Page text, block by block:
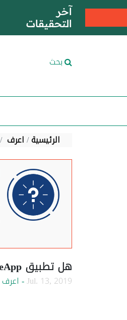
آخر
التحقيقات
بحث
الرئيسية اعرف
هل تطبيق FaceApp‏ أمان؟
Jul. 13, 2019- اعرف